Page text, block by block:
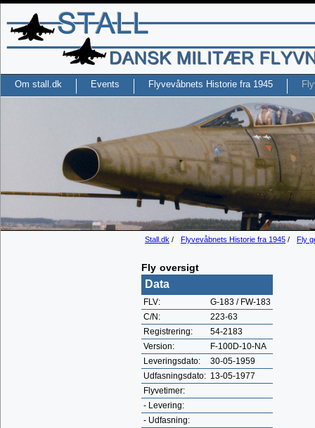
Om stall.dk Events Flyvevåbnets Historie fra 1945
Stall.dk / Flyvevåbnets Historie fra 1945 / Fly
Fly oversigt
Data
FLV:
G-183 / FW-183
C/N:
223-63
Registrering:
54-2183
Version:
F-100D-10-NA
Leveringsdato:
30-05-1959
Udfasningsdato: 13-05-1977
Flyvetimer:
- Levering:
- Udfasning: